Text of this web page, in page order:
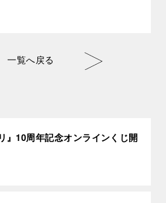
一覧へ戻る
』10周年記念オンラインくじ開